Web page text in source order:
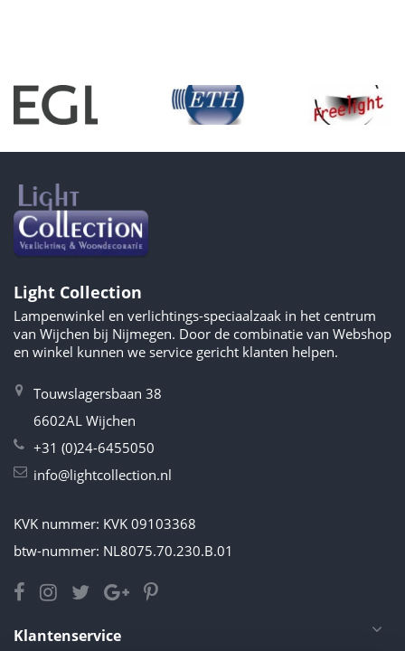
Light Collection
Lampenwinkel en verlichtings-speciaalzaak in het centrum
van Wijchen bij Nijmegen. Door de combinatie van Webshop
en winkel kunnen we service gericht klanten helpen.
Touwslagersbaan 38
6602AL Wijchen
+31 (0)24-6455050
info@lightcollection.nl
KVK nummer: KVK 09103368
btw-nummer: NL8075.70.230.B.01
Klantenservice